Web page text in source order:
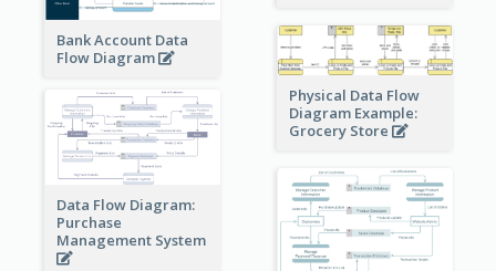
Bank Account Data
Flow Diagram
Physical Data Flow
Diagram Example:
Grocery Store
Data Flow Diagram:
Purchase
Management System